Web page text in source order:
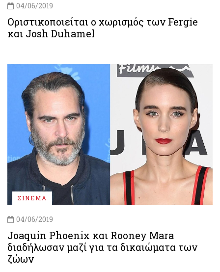
04/06/2019
Οριστικοποιείται ο χωρισμός των Fergie
και Josh Duhamel
ΣΙΝΕΜΑ
04/06/2019
Joaquin Phoenix και Rooney Mara
διαδήλωσαν μαζί για τα δικαιώματα των
ζώων